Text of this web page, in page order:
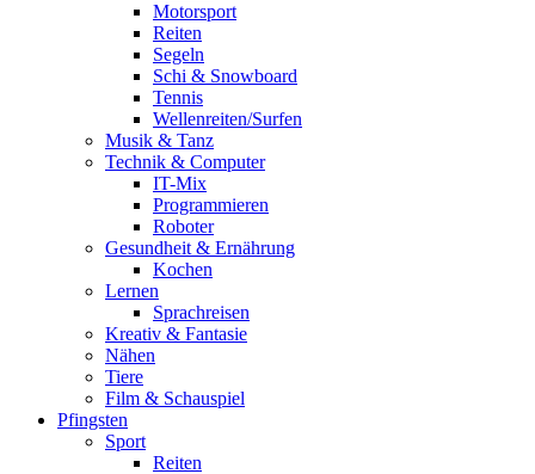
Motorsport
Reiten
Segeln
Schi & Snowboard
Tennis
Wellenreiten/Surfen
Musik & Tanz
Technik & Computer
IT-Mix
Programmieren
Roboter
Gesundheit & Ernährung
Kochen
Lernen
Sprachreisen
Kreativ & Fantasie
Nähen
Tiere
Film & Schauspiel
Pfingsten
Sport
Reiten